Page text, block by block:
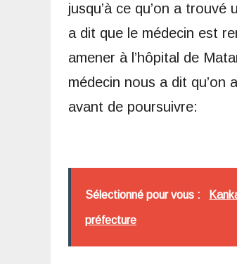
jusqu’à ce qu’on a
a dit que le médecin est
amener à l’hôpital de
médecin nous a dit
avant de poursuivre:
Sélectionné pour vous :
préfecture